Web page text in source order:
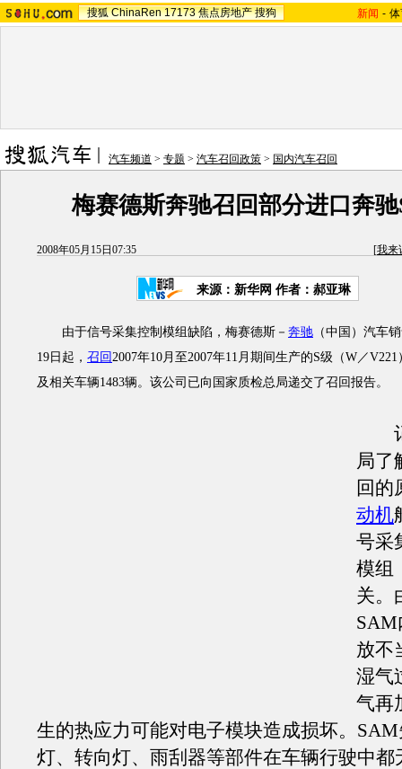
搜狐 ChinaRen 17173 焦点房地产 搜狗 新闻 -
汽车频道 > 专题 > 汽车召回政策 > 国内汽车召回
梅赛德斯奔驰召回部分进口奔
2008年05月15日07:35 [我来
来源：新华网 作者：郝亚琳
由于信号采集控制模组缺陷，梅赛德斯－ 奔驰 （中国）汽车
19日起， 召回2007年10月至2007年11月期间生产的S级（W／
及相关车辆1483辆。该公司已向国家质检总局递交了召回报告。
记
局了
回的
动机
号采
模组
关。
放不
湿气
气再
生的热应力可能对电子模块造成损坏。
灯、转向灯、雨刮器等部件在车辆行驶中都